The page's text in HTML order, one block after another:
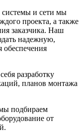
системы и сети мы
проекта, а также
заказчика. Наш
надежную,
обеспечения
разработку
планов монтажа
подбираем
от